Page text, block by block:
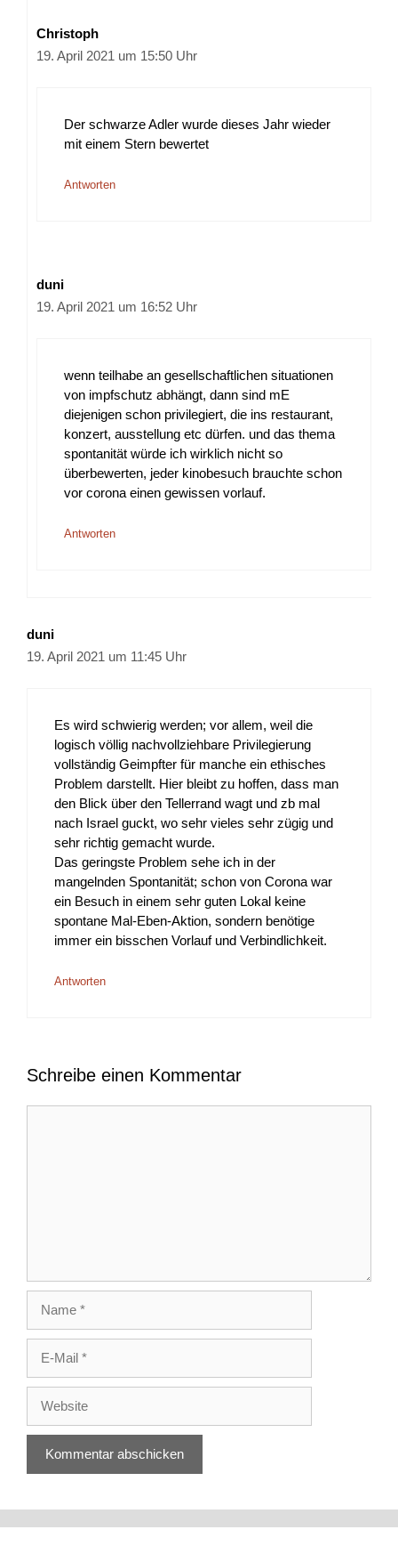
Christoph
19. April 2021 um 15:50 Uhr
Der schwarze Adler wurde dieses Jahr wieder
mit einem Stern bewertet
Antworten
duni
19. April 2021 um 16:52 Uhr
wenn teilhabe an gesellschaftlichen situationen
von impfschutz abhängt, dann sind mE
diejenigen schon privilegiert, die ins restaurant,
konzert, ausstellung etc dürfen. und das thema
spontanität würde ich wirklich nicht so
überbewerten, jeder kinobesuch brauchte schon
vor corona einen gewissen vorlauf.
Antworten
duni
19. April 2021 um 11:45 Uhr
Es wird schwierig werden; vor allem, weil die
logisch völlig nachvollziehbare Privilegierung
vollständig Geimpfter für manche ein ethisches
Problem darstellt. Hier bleibt zu hoffen, dass man
den Blick über den Tellerrand wagt und zb mal
nach Israel guckt, wo sehr vieles sehr zügig und
sehr richtig gemacht wurde.
Das geringste Problem sehe ich in der
mangelnden Spontanität; schon von Corona war
ein Besuch in einem sehr guten Lokal keine
spontane Mal-Eben-Aktion, sondern benötige
immer ein bisschen Vorlauf und Verbindlichkeit.
Antworten
Schreibe einen Kommentar
Mail